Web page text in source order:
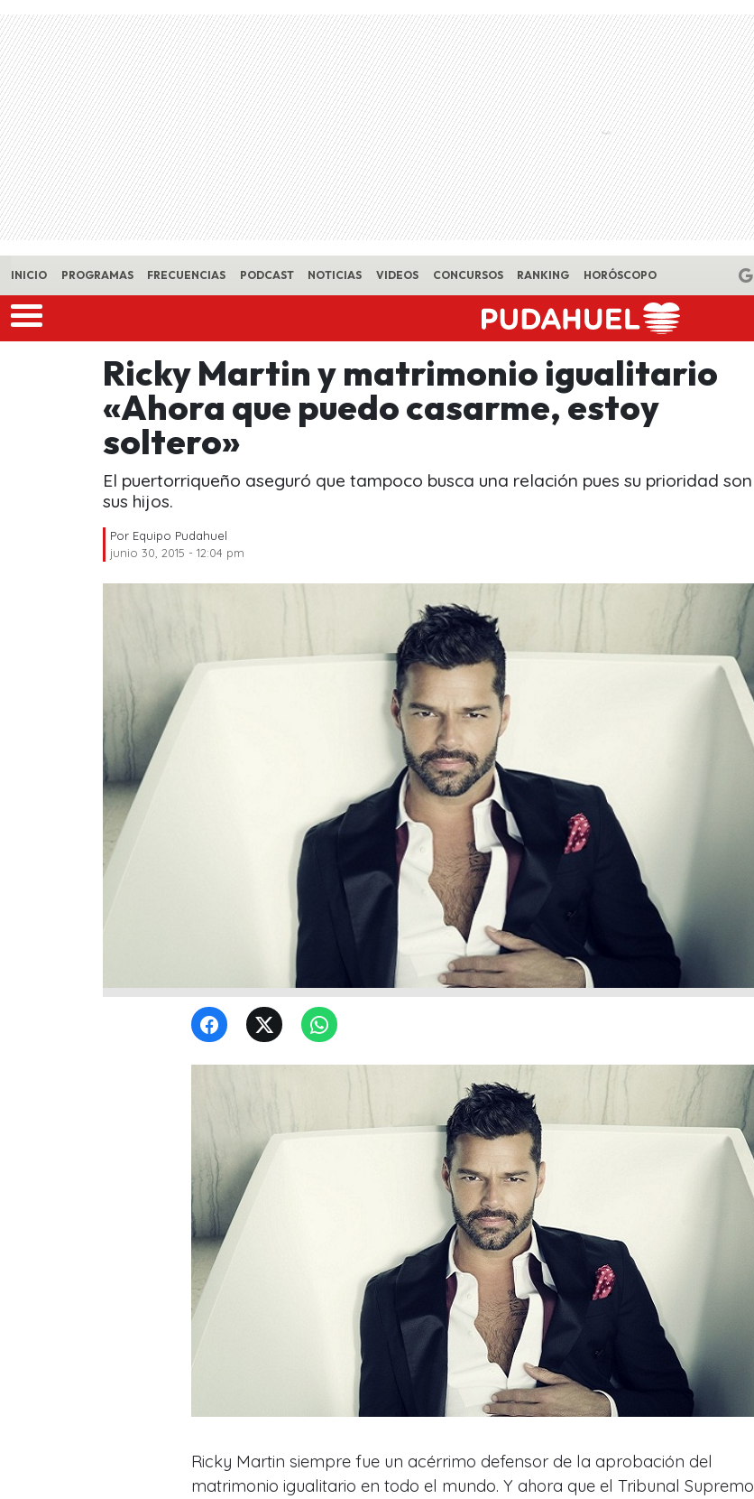
Skip to main content
INICIO PROGRAMAS FRECUENCIAS PODCAST NOTICIAS VIDEOS CONCURSOS RANKING HORÓSCOPO
Ricky Martin y matrimonio igualitario
«Ahora que puedo casarme, estoy
soltero»
El puertorriqueño aseguró que tampoco busca una relación pues su prioridad son
sus hijos.
Por Equipo Pudahuel
junio 30, 2015 - 12:04 pm
Ricky Martin siempre fue un acérrimo defensor de la aprobación del
matrimonio igualitario en todo el mundo. Y ahora que el Tribunal Supremo